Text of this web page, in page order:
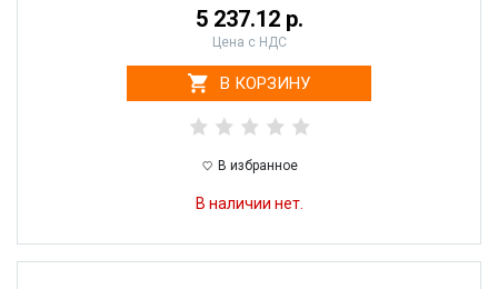
5 237.12 р.
Цена с НДС
В КОРЗИНУ
В избранное
В наличии нет.